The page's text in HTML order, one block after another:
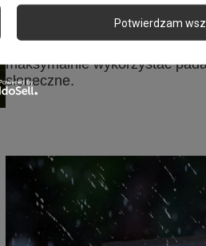
Czas pracy to 8-10 godzin
wykrywania ruchu. Możliwość
maksymalnie wykorzystać
słoneczne.
Potwierdzam